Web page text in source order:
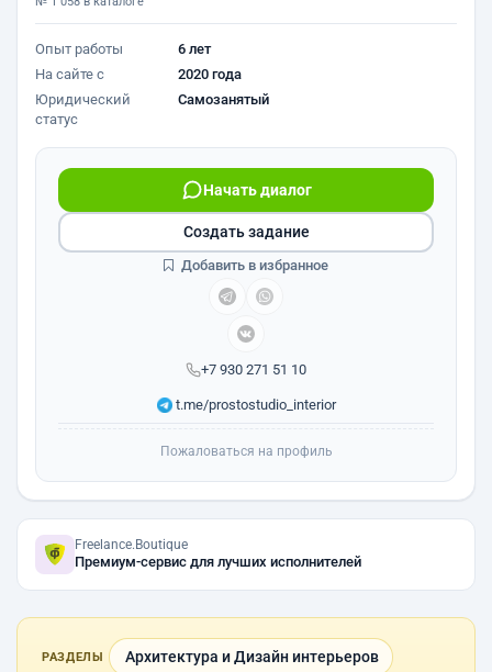
Опыт работы
6 лет
На сайте с
2020 года
Юридический
статус
Самозанятый
+7 930 271 51 10
Начать диалог
t.me/prostostudio_interior
Создать задание
Добавить в избранное
Пожаловаться на профиль
Freelance.Boutique
Премиум-сервис для лучших исполнителей
РАЗДЕЛЫ Архитектура и Дизайн интерьеров